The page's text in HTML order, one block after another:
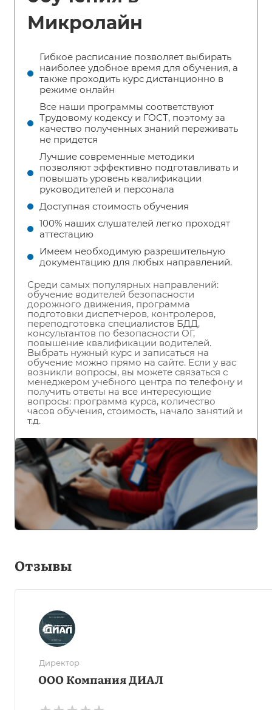
Микролайн
Гибкое расписание позволяет выбирать
наиболее удобное время для обучения, а
также проходить курс дистанционно в
режиме онлайн
Все наши программы соответствуют
Трудовому кодексу и ГОСТ, поэтому за
качество полученных знаний переживать
не придется
Лучшие современные методики
позволяют эффективно подготавливать и
повышать уровень квалификации
руководителей и персонала
Доступная стоимость обучения
100% наших слушателей легко проходят
аттестацию
Имеем необходимую разрешительную
документацию для любых направлений.
Среди самых популярных направлений:
обучение водителей безопасности
дорожного движения, программа
подготовки диспетчеров, контролеров,
переподготовка специалистов БДД,
консультантов по безопасности ОГ,
повышение квалификации водителей.
Выбрать нужный курс и записаться на
обучение можно прямо на сайте. Если у вас
возникли вопросы, вы можете связаться с
менеджером учебного центра по телефону и
получить ответы на все интересующие
вопросы: программа курса, количество
часов обучения, стоимость, начало занятий и
т.д.
Отзывы
Директор
ООО Компания ДИАЛ